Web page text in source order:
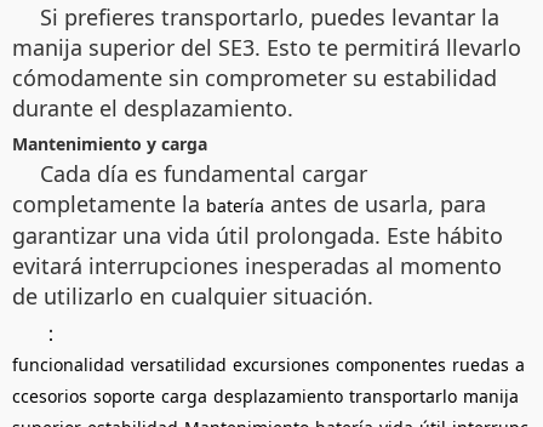
Si prefieres transportarlo, puedes levantar la
manija superior del SE3. Esto te permitirá llevarlo
cómodamente sin comprometer su estabilidad
durante el desplazamiento.
Mantenimiento y carga
Cada día es fundamental cargar
completamente la batería antes de usarla, para
garantizar una vida útil prolongada. Este hábito
evitará interrupciones inesperadas al momento
de utilizarlo en cualquier situación.
：
funcionalidad versatilidad excursiones componentes ruedas a
ccesorios soporte carga desplazamiento transportarlo manija